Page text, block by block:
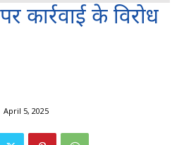
कार्रवाई के विरोध
April 5, 2025